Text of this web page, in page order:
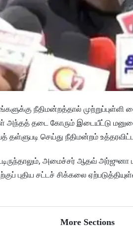
நீதிமன்றத்தால்
அந்தத் தடை கோரும் இடையீட்டு
செய்து நீதிமன்றம்
அமைச்சர் ஆதவ்
புதிய சட்டச் சிக்கலை
More Sections